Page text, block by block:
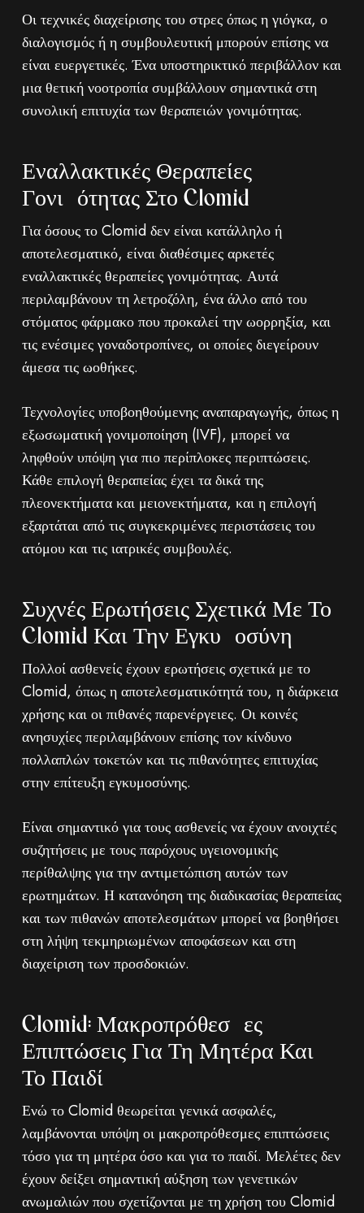
Οι τεχνικές διαχείρισης του στρες όπως η γιόγκα, ο
διαλογισμός ή η συμβουλευτική μπορούν επίσης να
είναι ευεργετικές. Ένα υποστηρικτικό περιβάλλον και
μια θετική νοοτροπία συμβάλλουν σημαντικά στη
συνολική επιτυχία των θεραπειών γονιμότητας.
Εναλλακτικές Θεραπείες
Γονιμότητας Στο Clomid
Για όσους το Clomid δεν είναι κατάλληλο ή
αποτελεσματικό, είναι διαθέσιμες αρκετές
εναλλακτικές θεραπείες γονιμότητας. Αυτά
περιλαμβάνουν τη λετροζόλη, ένα άλλο από του
στόματος φάρμακο που προκαλεί την ωορρηξία, και
τις ενέσιμες γοναδοτροπίνες, οι οποίες διεγείρουν
άμεσα τις ωοθήκες.
Τεχνολογίες υποβοηθούμενης αναπαραγωγής, όπως η
εξωσωματική γονιμοποίηση (IVF), μπορεί να
ληφθούν υπόψη για πιο περίπλοκες περιπτώσεις.
Κάθε επιλογή θεραπείας έχει τα δικά της
πλεονεκτήματα και μειονεκτήματα, και η επιλογή
εξαρτάται από τις συγκεκριμένες περιστάσεις του
ατόμου και τις ιατρικές συμβουλές.
Συχνές Ερωτήσεις Σχετικά Με Το
Clomid Και Την Εγκυμοσύνη
Πολλοί ασθενείς έχουν ερωτήσεις σχετικά με το
Clomid, όπως η αποτελεσματικότητά του, η διάρκεια
χρήσης και οι πιθανές παρενέργειες. Οι κοινές
ανησυχίες περιλαμβάνουν επίσης τον κίνδυνο
πολλαπλών τοκετών και τις πιθανότητες επιτυχίας
στην επίτευξη εγκυμοσύνης.
Είναι σημαντικό για τους ασθενείς να έχουν ανοιχτές
συζητήσεις με τους παρόχους υγειονομικής
περίθαλψης για την αντιμετώπιση αυτών των
ερωτημάτων. Η κατανόηση της διαδικασίας θεραπείας
και των πιθανών αποτελεσμάτων μπορεί να βοηθήσει
στη λήψη τεκμηριωμένων αποφάσεων και στη
διαχείριση των προσδοκιών.
Clomid: Μακροπρόθεσμες
Επιπτώσεις Για Τη Μητέρα Και
Το Παιδί
Ενώ το Clomid θεωρείται γενικά ασφαλές,
λαμβάνονται υπόψη οι μακροπρόθεσμες επιπτώσεις
τόσο για τη μητέρα όσο και για το παιδί. Μελέτες δεν
έχουν δείξει σημαντική αύξηση των γενετικών
ανωμαλιών που σχετίζονται με τη χρήση του Clomid